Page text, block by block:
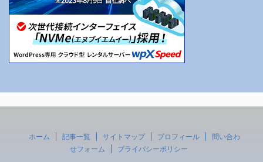
ホーム 記事一覧 サイトマップ プロフィール
問い合わ
せフォーム
プライバシーポリシー